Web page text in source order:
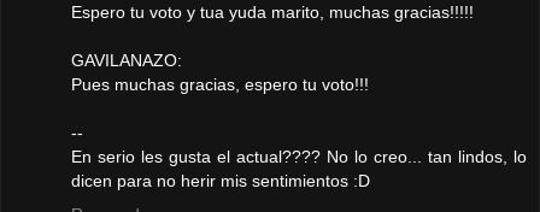
Espero tu voto y tua yuda marito, muchas gracias!!!!!
GAVILANAZO:
Pues muchas gracias, espero tu voto!!!
--
En serio les gusta el actual???? No lo creo... tan lindos, lo
dicen para no herir mis sentimientos :D